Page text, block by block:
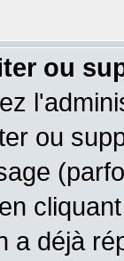
ou
ou
a déjà